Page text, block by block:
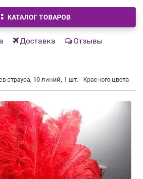
КАТАЛОГ ТОВАРОВ
Доставка Отзывы
страуса, 10 линий, 1 шт. - Красного цвета